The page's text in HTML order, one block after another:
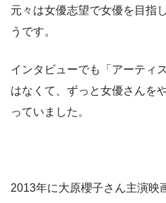
元々は女優志望で女優を目指
うです。
インタビューでも「アーティ
はなくて、ずっと女優さんを
っていました。
2013年に大原櫻子さん主演映